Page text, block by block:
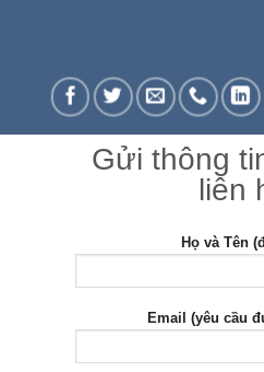
Gửi thông
liên
Họ và Tên
Email (yêu cầu